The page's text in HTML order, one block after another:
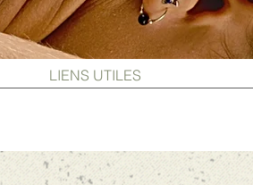
LIENS UTILES